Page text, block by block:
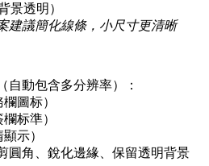
景透明）
建議簡化線條，小尺寸更清晰
自動包含多分辨率）：
欄圖标）
欄标準）
顯示）
圓角、銳化邊緣、保留透明背景